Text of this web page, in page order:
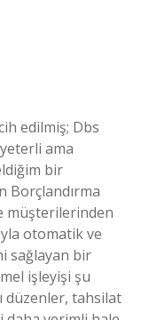
edilmiş; Dbs
ama
bir
Borçlandırma
müşterilerinden
otomatik ve
sağlayan bir
işleyişi şu
düzenler, tahsilat